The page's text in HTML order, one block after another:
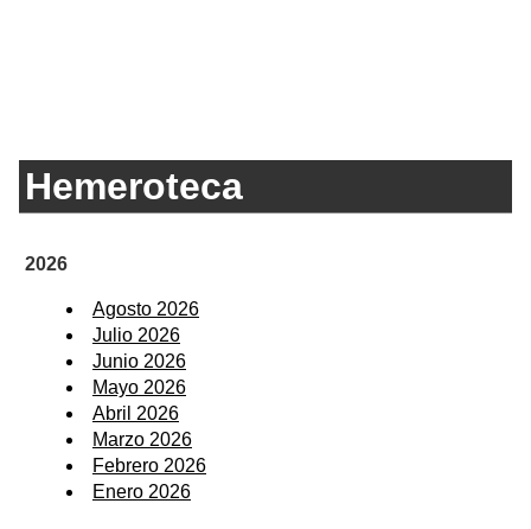
Hemeroteca
2026
Agosto 2026
Julio 2026
Junio 2026
Mayo 2026
Abril 2026
Marzo 2026
Febrero 2026
Enero 2026